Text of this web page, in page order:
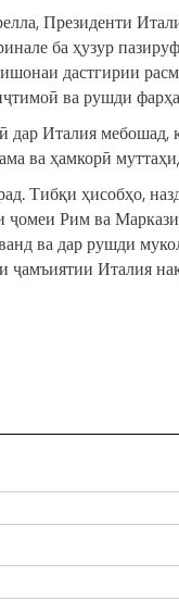
Президенти
ба ҳузур
дастгирии
ва рушди
Италия мебошад,
ва ҳамкорӣ
Тибқи ҳисобҳо,
Рим ва
ва дар рушди
ҷамъиятии Италия